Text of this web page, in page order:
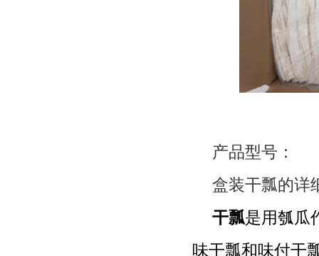
产品型号：
盒装干瓢的详
干瓢是用瓠瓜
味干瓢和味付干